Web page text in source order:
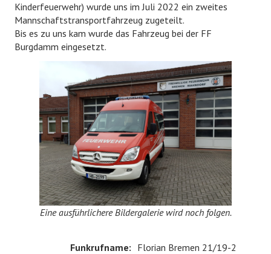
Kinderfeuerwehr
Bildergalerie
FÖRDERVEREIN
EHRENABTEILUNG
NOTRUF 112
Kinderfeuerwehr) wurde uns im Juli 2022 ein zweites
Mannschaftstransportfahrzeug zugeteilt.
Bis es zu uns kam wurde das Fahrzeug bei der FF
Burgdamm eingesetzt.
Eine ausführlichere Bildergalerie wird noch folgen.
Funkrufname: Florian Bremen 21/19-2